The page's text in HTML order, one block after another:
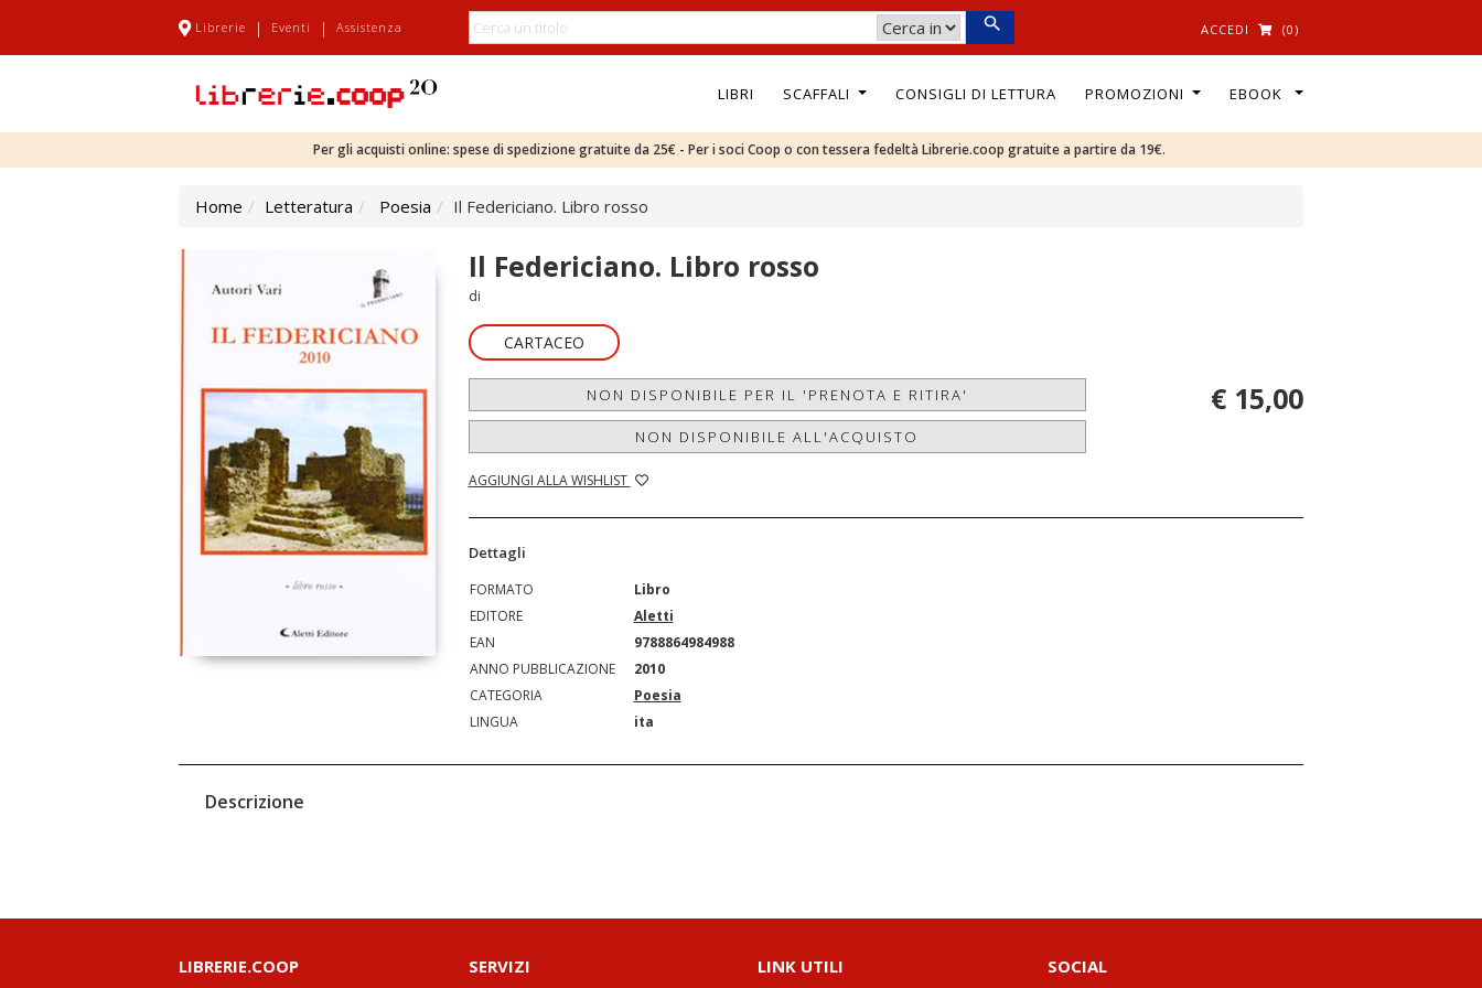
Librerie | Eventi | Assistenza ACCEDI (0)
LIBRI SCAFFALI CONSIGLI DI LETTURA PROMOZIONI EBOOK
Per gli acquisti online: spese di spedizione gratuite da 25€ - Per i soci Coop o con tessera fedeltà Librerie.coop gratuite a partire da 19€.
Home Letteratura Poesia Il Federiciano. Libro rosso
Il Federiciano. Libro rosso
di
CARTACEO
NON DISPONIBILE PER IL 'PRENOTA E RITIRA'
NON DISPONIBILE ALL'ACQUISTO
AGGIUNGI ALLA WISHLIST
€ 15,00
Dettagli
FORMATO
Libro
EDITORE
Aletti
EAN
9788864984988
ANNO PUBBLICAZIONE
2010
CATEGORIA
Poesia
LINGUA
ita
Descrizione
LIBRERIE.COOP SERVIZI LINK UTILI SOCIAL